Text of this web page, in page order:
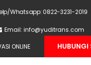
Whatsapp: 0822-3231-2019
Email: info@yuditrans.com
ONLINE HUBUNGI